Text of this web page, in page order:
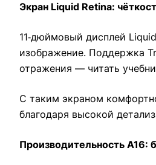
Экран Liquid Retina:
11‑дюймовый дисплей
изображение. Поддержка
отражения — читать
С таким экраном
благодаря высокой
Производительность A16: